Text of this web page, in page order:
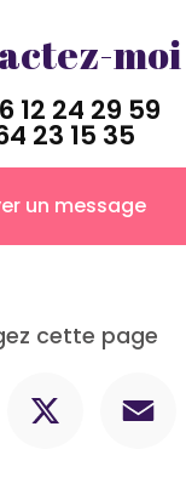
moi
12 24 29 59
23 15 35
un message
cette page